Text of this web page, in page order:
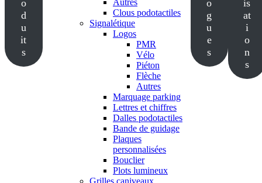
o
d
u
it
s
Autres
Clous podotactiles
Signalétique
Logos
PMR
Vélo
Piéton
Flèche
Autres
Marquage parking
Lettres et chiffres
Dalles podotactiles
Bande de guidage
Plaques
personnalisées
Bouclier
Plots lumineux
Grilles caniveaux
o
g
u
e
s
is
at
i
o
n
s